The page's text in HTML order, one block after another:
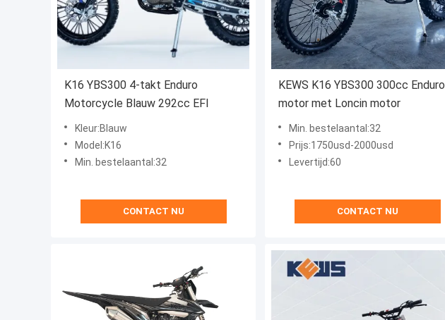
K16 YBS300 4-takt Enduro
Motorcycle Blauw 292cc EFI
Kleur:Blauw
Model:K16
Min. bestelaantal:32
CONTACT NU
KEWS K16 YBS300 300cc Enduro
motor met Loncin motor
Min. bestelaantal:32
Prijs:1750usd-2000usd
Levertijd:60
CONTACT NU